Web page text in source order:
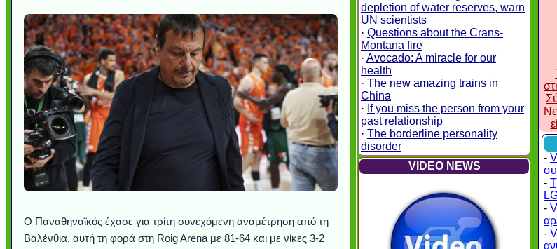
Ο Παναθηναϊκός έχασε για τρίτη συνεχόμενη αναμέτρηση από τη
Βαλένθια, αυτή τη φορά στη Roig Arena με 81-64 και με νίκες 3-2
depletion of water reserves, warn
UN scientists
· Questions about the Crans-
Montana fire
· Avocado: A miracle for our
health
· The new amazing trains in
China
· If you miss the person from your
past relationship
· The borderline personality
disorder
VIDEO NEWS
-
-
-
-